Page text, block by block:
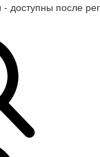
доступны после